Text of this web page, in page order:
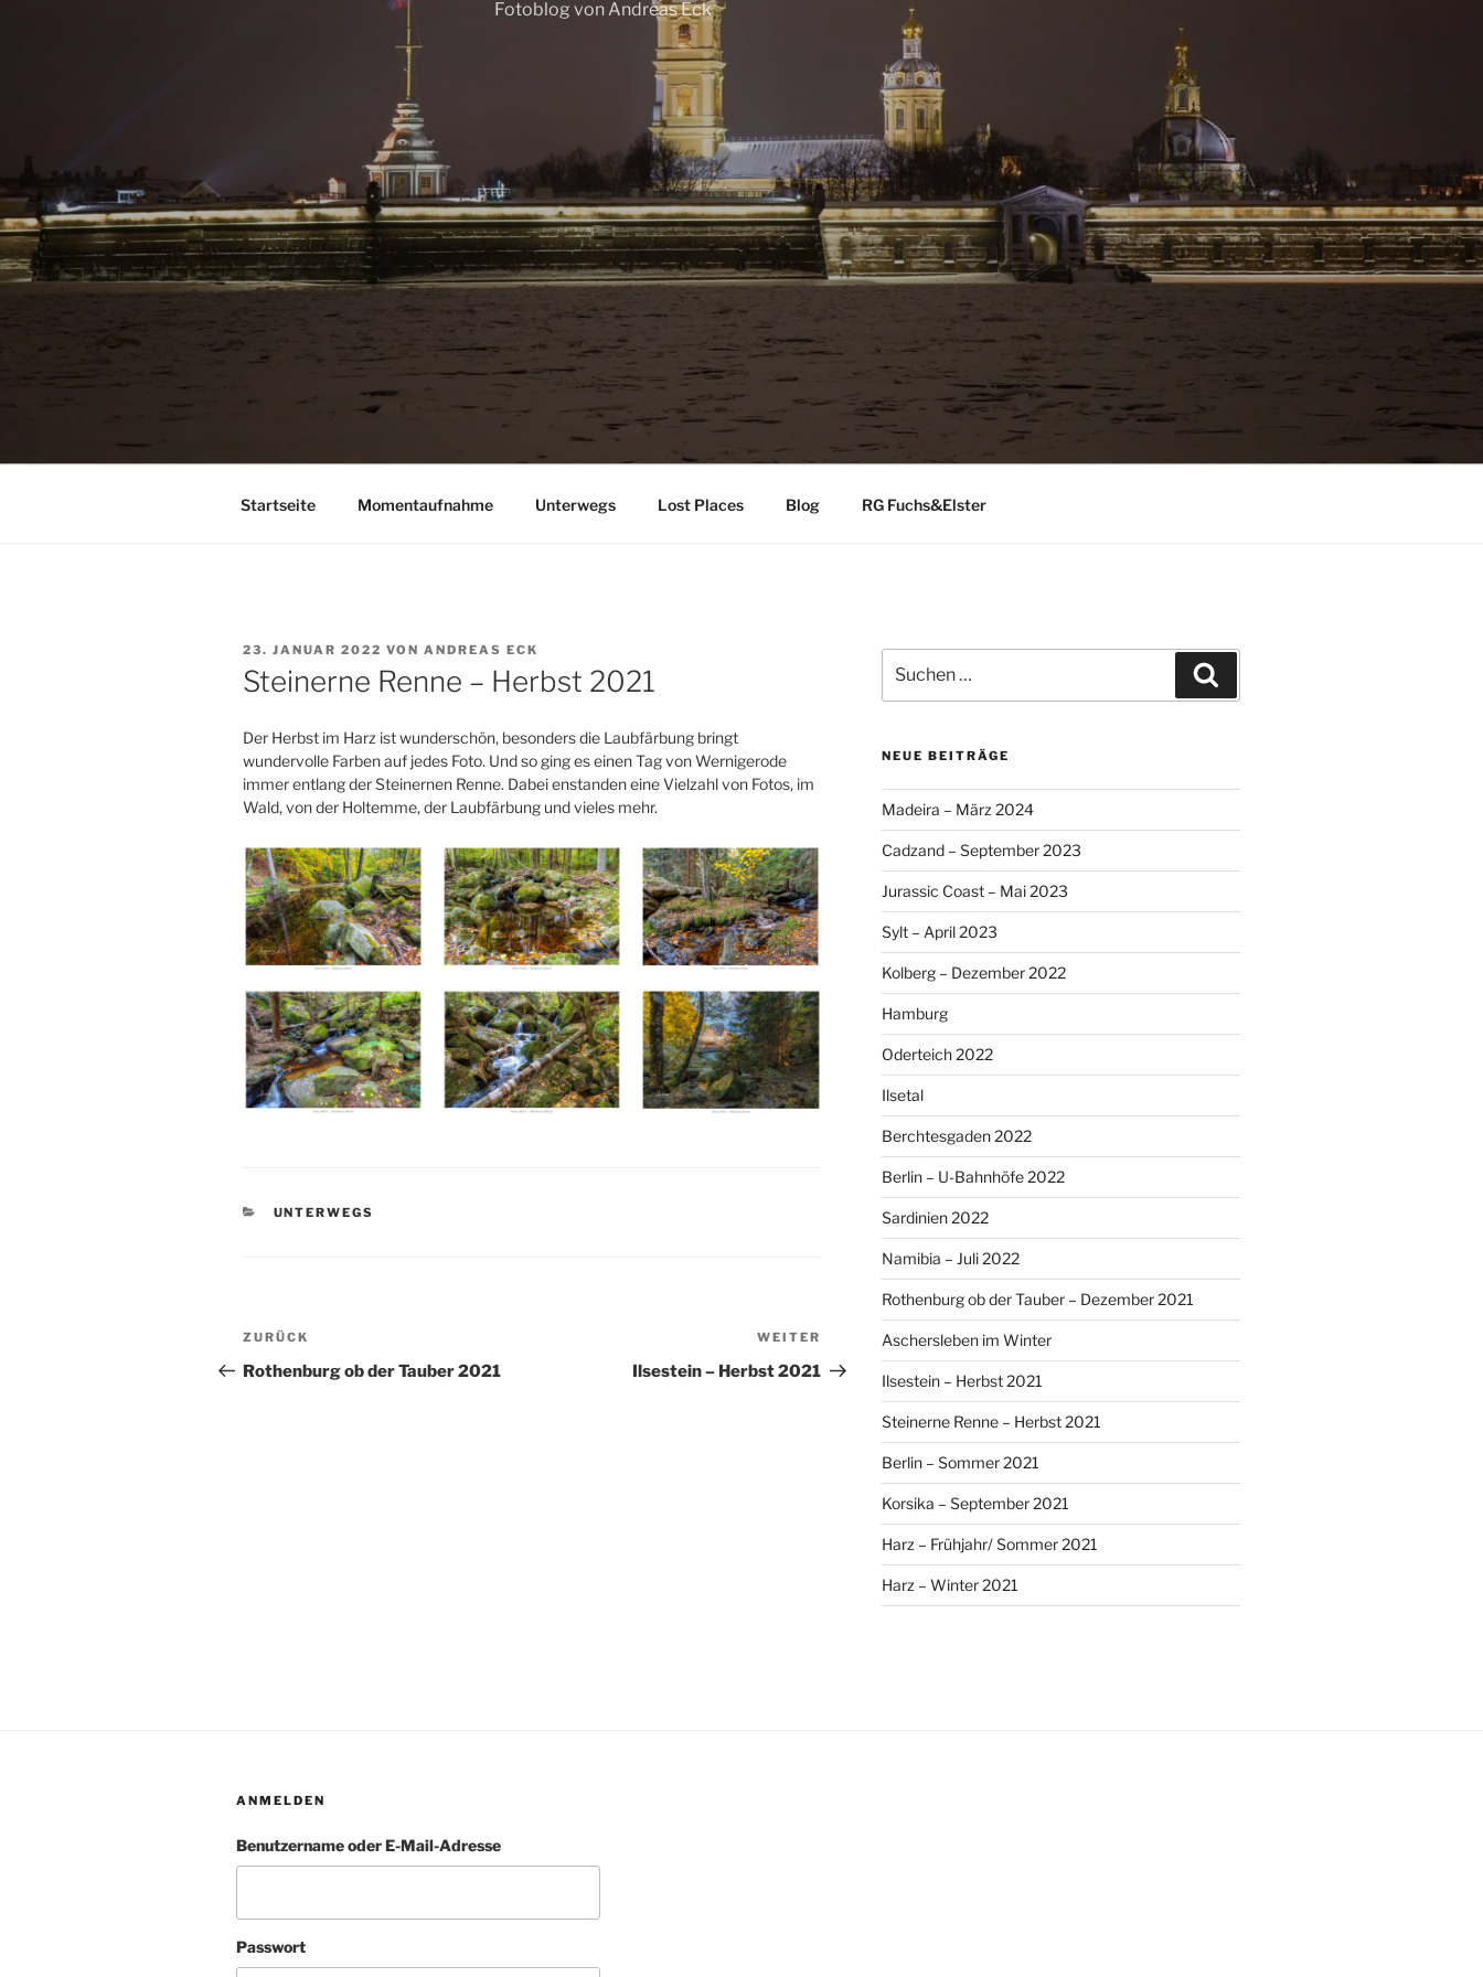
Fotoblog von Andreas Eck
Startseite Momentaufnahme Unterwegs Lost Places Blog RG Fuchs&Elster
VERÖFFENTLICHT
AM
23. JANUAR 2022 VON ANDREAS ECK
Steinerne Renne – Herbst 2021
Der Herbst im Harz ist wunderschön, besonders die Laubfärbung bringt
wundervolle Farben auf jedes Foto. Und so ging es einen Tag von Wernigerode
immer entlang der Steinernen Renne. Dabei enstanden eine Vielzahl von Fotos, im
Wald, von der Holtemme, der Laubfärbung und vieles mehr.
KATEGORIEN
UNTERWEGS
Beitragsnavigation
Vorheriger
Beitrag
ZURÜCK
Rothenburg ob der Tauber 2021
Nächster
Beitrag
WEITER
Ilsestein – Herbst 2021
nach:
NEUE BEITRÄGE
Madeira – März 2024
Cadzand – September 2023
Jurassic Coast – Mai 2023
Sylt – April 2023
Kolberg – Dezember 2022
Hamburg
Oderteich 2022
Ilsetal
Berchtesgaden 2022
Berlin – U-Bahnhöfe 2022
Sardinien 2022
Namibia – Juli 2022
Rothenburg ob der Tauber – Dezember 2021
Aschersleben im Winter
Ilsestein – Herbst 2021
Steinerne Renne – Herbst 2021
Berlin – Sommer 2021
Korsika – September 2021
Harz – Frühjahr/ Sommer 2021
Harz – Winter 2021
ANMELDEN
Benutzername oder E-Mail-Adresse
Passwort